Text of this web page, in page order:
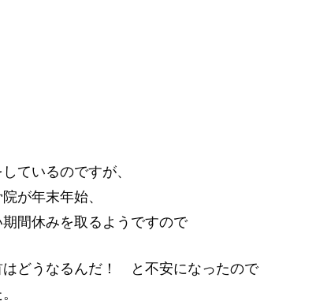
ているのですが、
が年末年始、
間休みを取るようですので
はどうなるんだ！ と不安になったので